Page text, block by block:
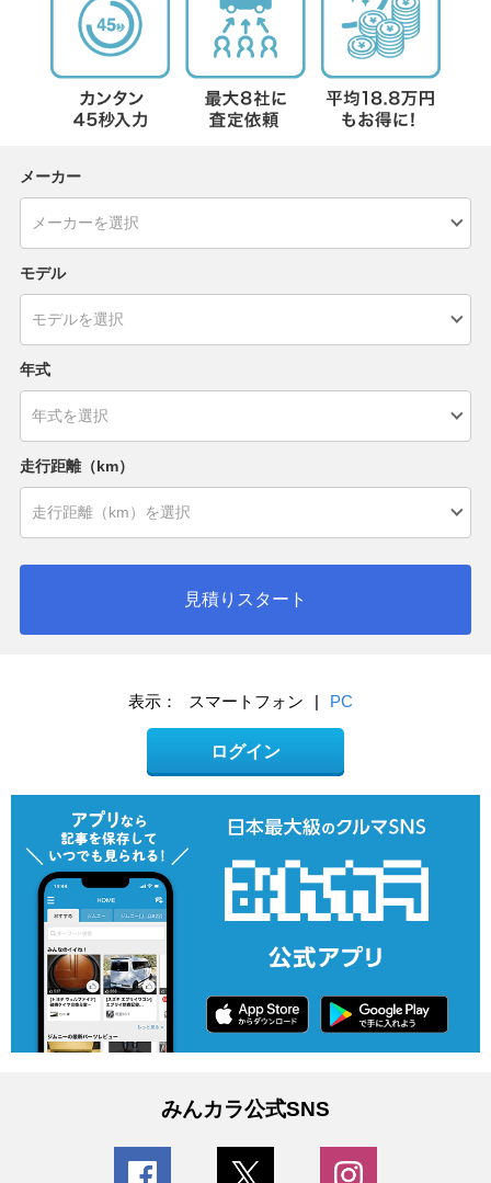
メーカー
モデル
年式
走行距離（km）
見積りスタート
表示： スマートフォン | PC
ログイン
みんカラ公式SNS